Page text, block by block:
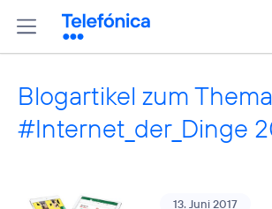
Blogartikel zum Thema
#Internet_der_Dinge
13. Juni 2017